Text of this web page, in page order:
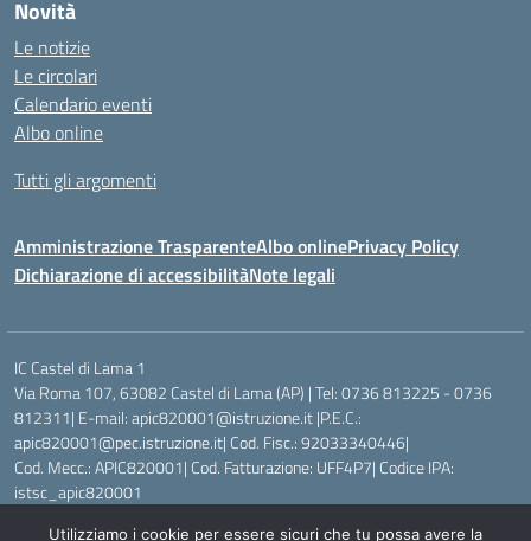
Novità
Le notizie
Le circolari
Calendario eventi
Albo online
Tutti gli argomenti
Amministrazione TrasparenteAlbo onlinePrivacy Policy
Dichiarazione di accessibilitàNote legali
IC Castel di Lama 1
Via Roma 107, 63082 Castel di Lama (AP) | Tel: 0736 813225 - 0736
812311| E-mail: apic820001@istruzione.it |P.E.C.:
apic820001@pec.istruzione.it| Cod. Fisc.: 92033340446|
Cod. Mecc.: APIC820001| Cod. Fatturazione: UFF4P7| Codice IPA:
istsc_apic820001
Utilizziamo i cookie per essere sicuri che tu possa avere la